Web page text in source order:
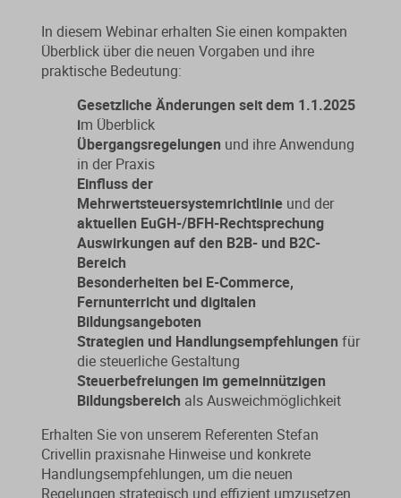
Aktuelles Programm
In diesem Webinar erhalten Sie einen kompakten
Überblick über die neuen Vorgaben und ihre
praktische Bedeutung:
Gesetzliche Änderungen seit dem 1.1.2025
im Überblick
Übergangsregelungen und ihre Anwendung
in der Praxis
Einfluss der
Mehrwertsteuersystemrichtlinie und der
aktuellen EuGH-/BFH-Rechtsprechung
Auswirkungen auf den B2B- und B2C-
Bereich
Besonderheiten bei E-Commerce,
Fernunterricht und digitalen
Bildungsangeboten
Strategien und Handlungsempfehlungen für
die steuerliche Gestaltung
Steuerbefreiungen im gemeinnützigen
Bildungsbereich als Ausweichmöglichkeit
Erhalten Sie von unserem Referenten Stefan
Crivellin praxisnahe Hinweise und konkrete
Handlungsempfehlungen, um die neuen
Regelungen strategisch und effizient umzusetzen